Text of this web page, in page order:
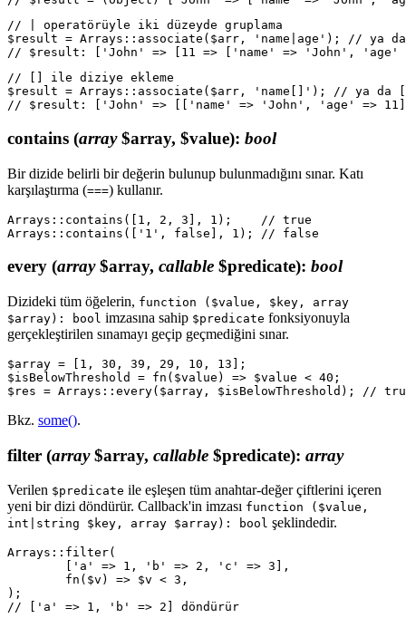
// | operatörüyle iki düzeyde gruplama
$result = Arrays::associate($arr, 'name|age'); // ya
// [] ile diziye ekleme
$result = Arrays::associate($arr, 'name[]'); // ya
contains (array$array, $value): bool
Bir dizide belirli bir değerin bulunup bulunmadığını sınar. Katı
karşılaştırma (===) kullanır.
Arrays::contains([1, 2, 3], 1);    // true
every (array$array, callable $predicate): bool
Dizideki tüm öğelerin, function ($value, $key, array
$array): bool imzasına sahip $predicate fonksiyonuyla
gerçekleştirilen sınamayı geçip geçmediğini sınar.
$array = [1, 30, 39, 29, 10, 13];
$isBelowThreshold = fn($value) => $value < 40;
Bkz. some().
filter (array$array, callable $predicate): array
Verilen $predicate ile eşleşen tüm anahtar-değer çiftlerini içeren
yeni bir dizi döndürür. Callback'in imzası function ($value,
int|string $key, array $array): bool şeklindedir.
Arrays::filter(
);